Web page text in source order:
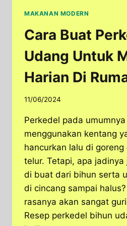
MAKANAN MODERN
Cara Buat
Udang Untuk
Harian Di
11/06/2024
Perkedel pada
menggunakan kentang
hancurkan lalu di
telur. Tetapi, apa jadinya
di buat dari bihun serta
di cincang sampai
rasanya akan sangat
Resep perkedel bihun